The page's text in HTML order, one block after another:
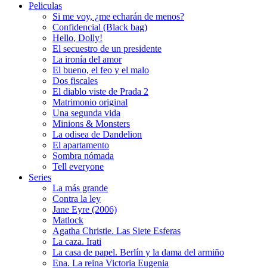
Peliculas
Si me voy, ¿me echarán de menos?
Confidencial (Black bag)
Hello, Dolly!
El secuestro de un presidente
La ironía del amor
El bueno, el feo y el malo
Dos fiscales
El diablo viste de Prada 2
Matrimonio original
Una segunda vida
Minions & Monsters
La odisea de Dandelion
El apartamento
Sombra nómada
Tell everyone
Series
La más grande
Contra la ley
Jane Eyre (2006)
Matlock
Agatha Christie. Las Siete Esferas
La caza. Irati
La casa de papel. Berlín y la dama del armiño
Ena. La reina Victoria Eugenia